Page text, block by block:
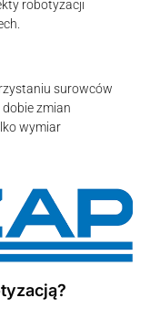
robotyzacji
surowców
dobie zmian
wymiar